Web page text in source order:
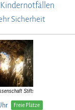
Sicherheit
Freie Plätze